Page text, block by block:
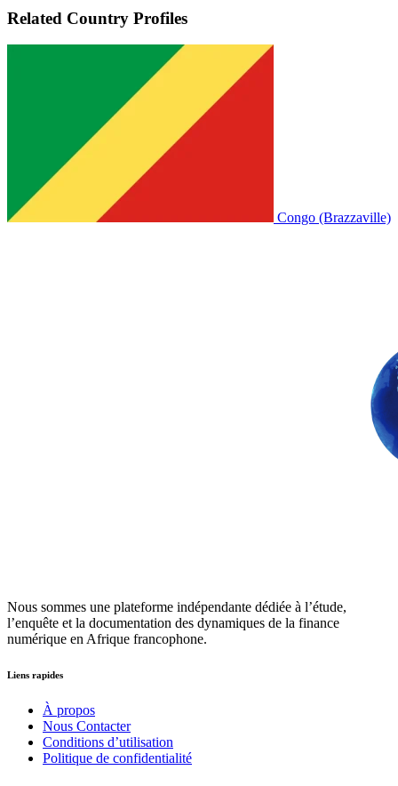
Related Country Profiles
Congo (Brazzaville)
Nous sommes une plateforme indépendante dédiée à l’étude,
l’enquête et la documentation des dynamiques de la finance
numérique en Afrique francophone.
Liens rapides
À propos
Nous Contacter
Conditions d’utilisation
Politique de confidentialité